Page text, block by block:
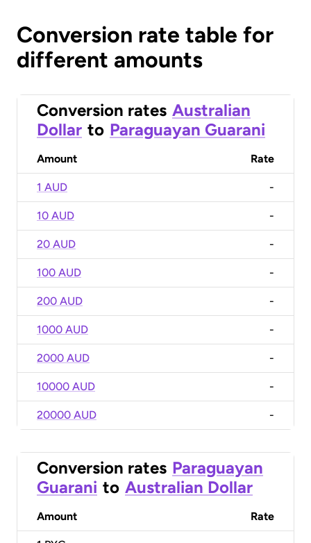
Conversion rate table for
different amounts
Conversion rates Australian
Dollar to Paraguayan Guarani
Amount Rate
1 AUD -
10 AUD -
20 AUD -
100 AUD -
200 AUD -
1000 AUD -
2000 AUD -
10000 AUD -
20000 AUD -
Conversion rates Paraguayan
Guarani to Australian Dollar
Amount Rate